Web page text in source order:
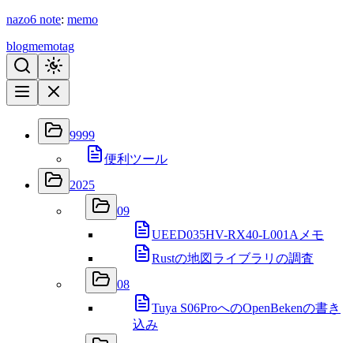
nazo6 note: memo
blogmemotag
9999
便利ツール
2025
09
UEED035HV-RX40-L001Aメモ
Rustの地図ライブラリの調査
08
Tuya S06ProへのOpenBekenの書き
込み